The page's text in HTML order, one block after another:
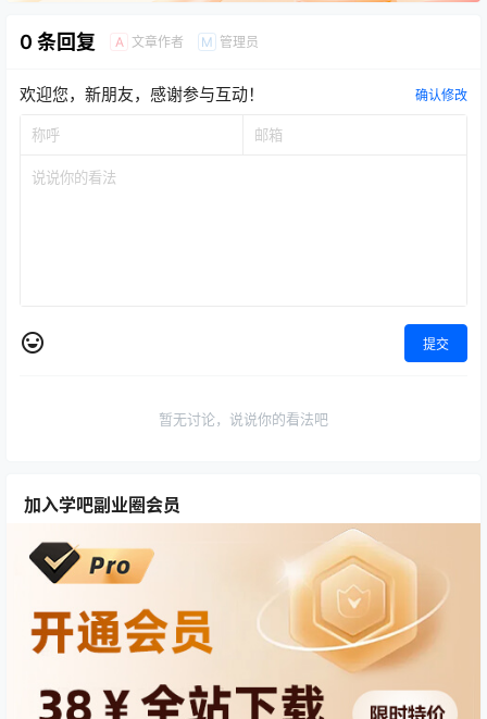
0 条回复 A 文章作者 M 管理员
欢迎您，新朋友，感谢参与互动！ 确认修改
提交
暂无讨论，说说你的看法吧
加入学吧副业圈会员